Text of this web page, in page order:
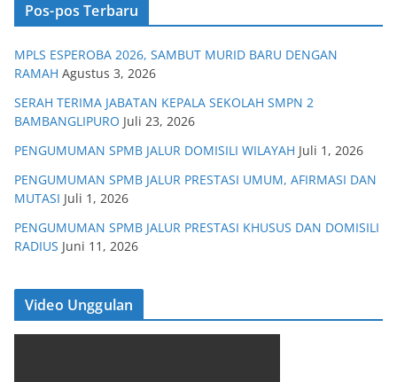
Pos-pos Terbaru
MPLS ESPEROBA 2026, SAMBUT MURID BARU DENGAN
RAMAH Agustus 3, 2026
SERAH TERIMA JABATAN KEPALA SEKOLAH SMPN 2
BAMBANGLIPURO Juli 23, 2026
PENGUMUMAN SPMB JALUR DOMISILI WILAYAH Juli 1, 2026
PENGUMUMAN SPMB JALUR PRESTASI UMUM, AFIRMASI DAN
MUTASI Juli 1, 2026
PENGUMUMAN SPMB JALUR PRESTASI KHUSUS DAN DOMISILI
RADIUS Juni 11, 2026
Video Unggulan